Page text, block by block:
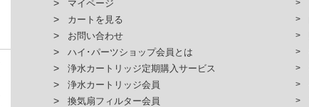
マイページ
カートを見る
お問い合わせ
ハイ･パーツショップ会員とは
浄水カートリッジ定期購入サービス
浄水カートリッジ会員
換気扇フィルター会員